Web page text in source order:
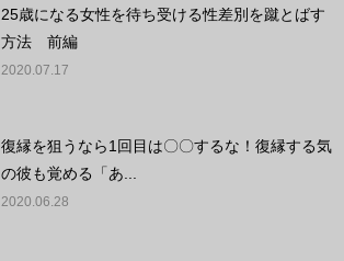
25歳になる女性を待ち受ける性差別を蹴とばす
方法 前編
2020.07.17
復縁を狙うなら1回目は〇〇するな！復縁する気
の彼も覚める「あ...
2020.06.28